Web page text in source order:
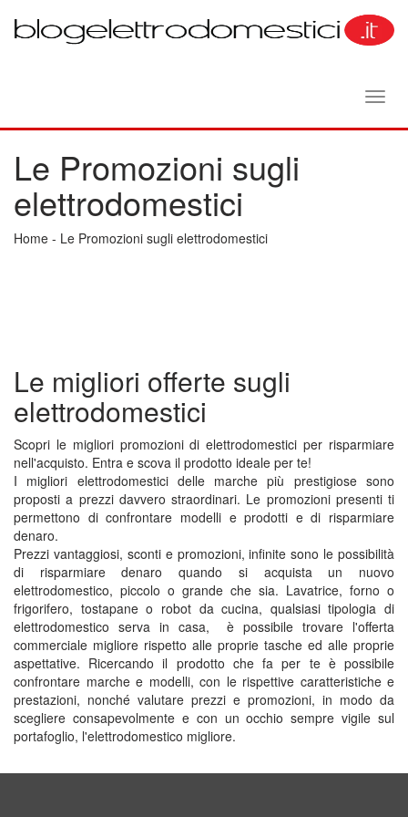
Le Promozioni sugli
elettrodomestici
Home - Le Promozioni sugli elettrodomestici
Le migliori offerte sugli
elettrodomestici
Scopri le migliori promozioni di elettrodomestici per risparmiare
nell'acquisto. Entra e scova il prodotto ideale per te!
I migliori elettrodomestici delle marche più prestigiose sono
proposti a prezzi davvero straordinari. Le promozioni presenti ti
permettono di confrontare modelli e prodotti e di risparmiare
denaro.
Prezzi vantaggiosi, sconti e promozioni, infinite sono le possibilità
di risparmiare denaro quando si acquista un nuovo
elettrodomestico, piccolo o grande che sia. Lavatrice, forno o
frigorifero, tostapane o robot da cucina, qualsiasi tipologia di
elettrodomestico serva in casa, è possibile trovare l'offerta
commerciale migliore rispetto alle proprie tasche ed alle proprie
aspettative. Ricercando il prodotto che fa per te è possibile
confrontare marche e modelli, con le rispettive caratteristiche e
prestazioni, nonché valutare prezzi e promozioni, in modo da
scegliere consapevolmente e con un occhio sempre vigile sul
portafoglio, l'elettrodomestico migliore.